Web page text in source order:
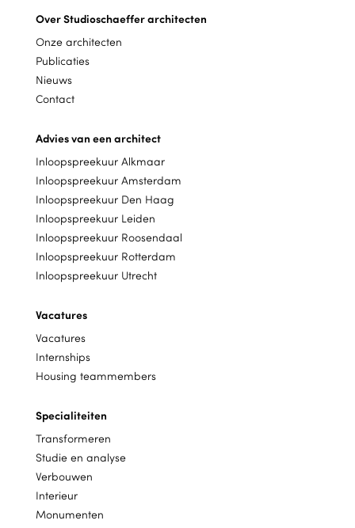
Over Studioschaeffer architecten
Onze architecten
Publicaties
Nieuws
Contact
Advies van een architect
Inloopspreekuur Alkmaar
Inloopspreekuur Amsterdam
Inloopspreekuur Den Haag
Inloopspreekuur Leiden
Inloopspreekuur Roosendaal
Inloopspreekuur Rotterdam
Inloopspreekuur Utrecht
Vacatures
Vacatures
Internships
Housing teammembers
Specialiteiten
Transformeren
Studie en analyse
Verbouwen
Interieur
Monumenten